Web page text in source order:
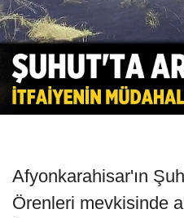
Afyonkarahisar'ın
Örenleri mevkisinde